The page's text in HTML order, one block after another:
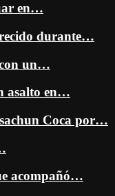
en…
durante…
con un…
asalto en…
Coca por…
acompañó…